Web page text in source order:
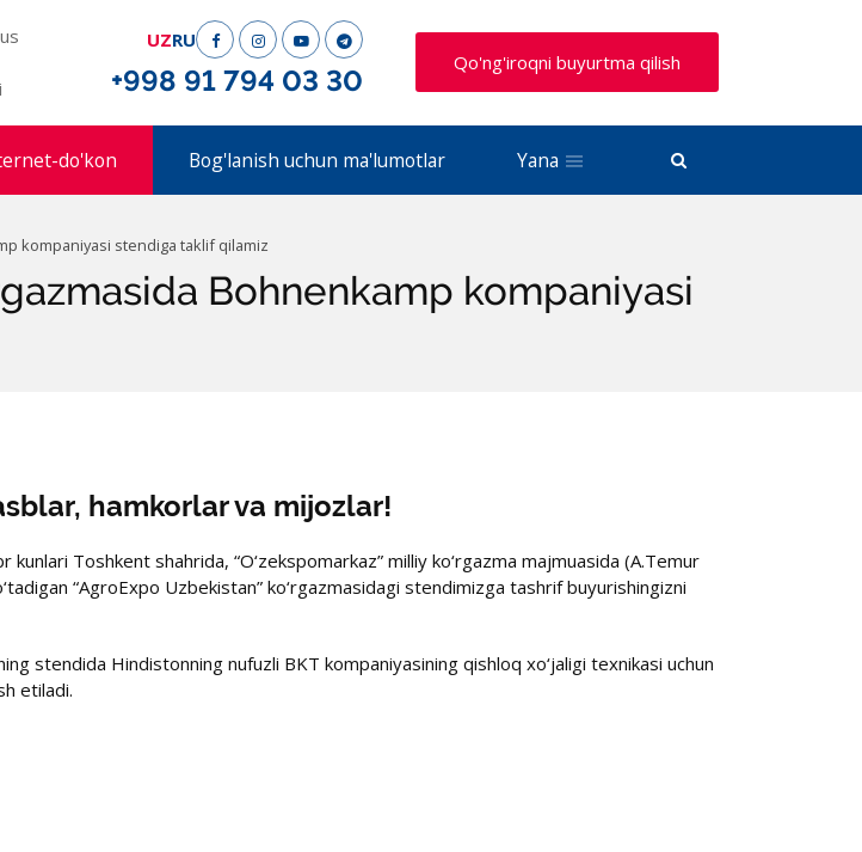
UZRU
+998 91 794 03 30
Qo'ng'iroqni buyurtma qilish
do'kon Bog'lanish uchun ma'lumotlar Yana
kompaniyasi stendiga taklif qilamiz
Bohnenkamp kompaniyasi
hamkorlar va mijozlar!
Toshkent shahrida, “O‘zekspomarkaz” milliy ko‘rgazma majmuasida (A.Temur
“AgroExpo Uzbekistan” ko‘rgazmasidagi stendimizga tashrif buyurishingizni
stendida Hindistonning nufuzli BKT kompaniyasining qishloq xo‘jaligi texnikasi uchun
etiladi.